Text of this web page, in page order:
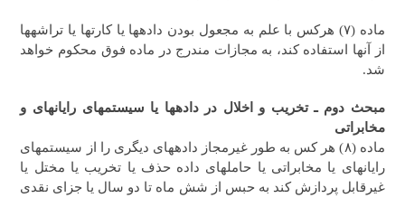
ماده (۷) هرکس با علم به مجعول بودن داده‎ها یا کارت‎ها یا تراشه‎ها
از آنها استفاده کند، به مجازات مندرج در ماده فوق محکوم خواهد
شد.
مبحث دوم ـ تخریب و اخلال در دادهها یا سیستمهای رایانهای و
مخابراتی
ماده (۸) هر کس به طور غیرمجاز داده‎های دیگری را از سیستم‎های
رایانه‎ای یا مخابراتی یا حامل‎های داده حذف یا تخریب یا مختل یا
غیرقابل پردازش کند‌ به حبس از شش ماه تا دو سال یا جزای نقدی